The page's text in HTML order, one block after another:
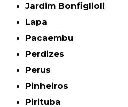
Jardim Bonfiglioli
Lapa
Pacaembu
Perdizes
Perus
Pinheiros
Pirituba